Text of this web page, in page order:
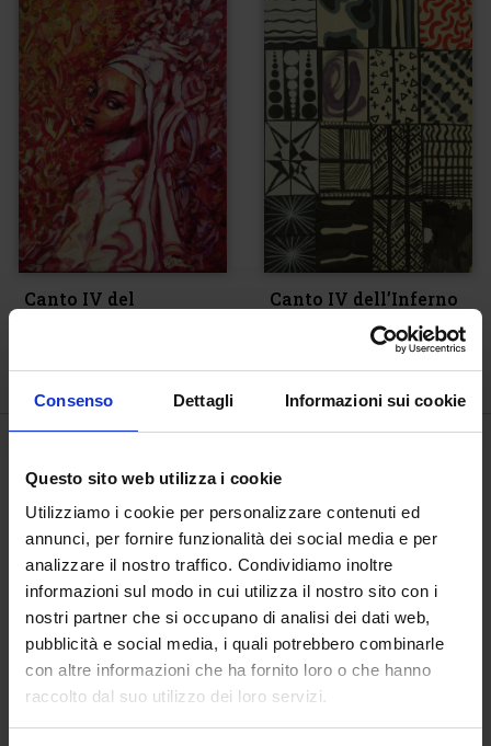
Consenso Dettagli Informazioni sui cookie
Questo sito web utilizza i cookie
Utilizziamo i cookie per personalizzare contenuti ed
annunci, per fornire funzionalità dei social media e per
analizzare il nostro traffico. Condividiamo inoltre
informazioni sul modo in cui utilizza il nostro sito con i
nostri partner che si occupano di analisi dei dati web,
pubblicità e social media, i quali potrebbero combinarle
con altre informazioni che ha fornito loro o che hanno
raccolto dal suo utilizzo dei loro servizi.
Canto IV del
Canto IV dell’Inferno